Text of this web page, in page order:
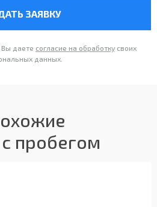
ЗАЯВКУ
даете согласие на обработку своих
данных.
пробегом